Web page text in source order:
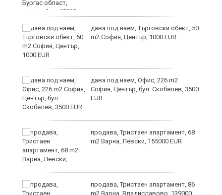
дава под наем, Търговски обект, 50
m2 София, Център, 1000 EUR
дава под наем, Офис, 226 m2
София, Център, бул. Скобелев, 3500
EUR
продава, Тристаен апартамент, 68
m2 Варна, Левски, 155000 EUR
продава, Тристаен апартамент, 86
m2 Варна, Владиславово, 139000